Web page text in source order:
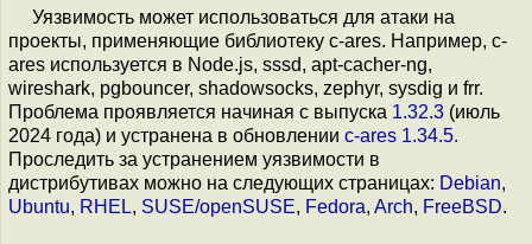
Уязвимость может использоваться для атаки на
проекты, применяющие библиотeку c-ares. Например, c-
ares используется в Node.js, sssd, apt-cacher-ng,
wireshark, pgbouncer, shadowsocks, zephyr, sysdig и frr.
Проблема проявляется начиная с выпуска 1.32.3 (июль
2024 года) и устранена в обновлении c-ares 1.34.5.
Проследить за устранением уязвимости в
дистрибутивах можно на следующих страницах: Debian,
Ubuntu, RHEL, SUSE/openSUSE, Fedora, Arch, FreeBSD.